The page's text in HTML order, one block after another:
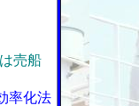
売船
率化法